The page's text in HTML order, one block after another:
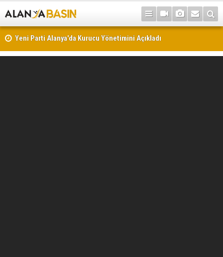
Yeni Parti Alanya'da Kurucu Yönetimini Açıkladı